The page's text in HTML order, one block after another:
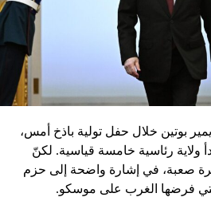
الاستثماري الأول، يؤكد موسى أن
سبعين مهنة متعلقة به، ويطال
والتحديد والباطون وتجار المواد
أزمة كبيرة تنعكس على الاقتصاد
القاتل «مريم»؟
بوتين خلال حفل تولية باذخ أمس،
ولاية رئاسية خامسة قياسية. لكنّ
صعبة، في إشارة واضحة إلى حزم
فرضها الغرب على موسكو.